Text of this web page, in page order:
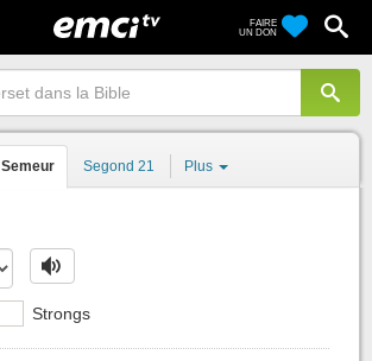
FAIRE
UN DON
Semeur Segond 21 Plus
Strongs